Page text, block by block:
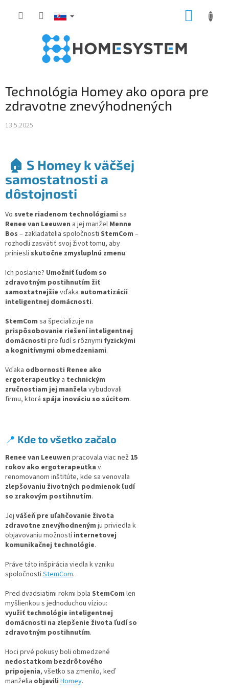
Technológia Homey ako opora pre
zdravotne znevýhodnených
13.5.2025
🏠 S Homey k väčšej
samostatnosti a
dôstojnosti
Vo svete riadenom technológiami sa
Renee van Leeuwen a jej manžel Menne
Bos – zakladatelia spoločnosti StemCom –
rozhodli zasvätiť svoj život tomu, aby
priniesli skutočne zmysluplnú zmenu.
Ich poslanie? Umožniť ľuďom so
zdravotným postihnutím žiť
samostatnejšie vďaka automatizácii
inteligentnej domácnosti.
StemCom sa špecializuje na
prispôsobovanie riešení inteligentnej
domácnosti pre ľudí s rôznymi fyzickými
a kognitívnymi obmedzeniami.
Vďaka odbornosti Renee ako
ergoterapeutky a technickým
zručnostiam jej manžela vybudovali
firmu, ktorá spája inováciu so súcitom.
📍 Kde to všetko začalo
Renee van Leeuwen pracovala viac než 15
rokov ako ergoterapeutka v
renomovanom inštitúte, kde sa venovala
zlepšovaniu životných podmienok ľudí
so zrakovým postihnutím.
Jej vášeň pre uľahčovanie života
zdravotne znevýhodneným ju priviedla k
objavovaniu možnostíinternetovej
komunikačnej technológie.
Práve táto inšpirácia viedla k vzniku
spoločnosti StemCom.
Pred dvadsiatimi rokmi bola StemCom len
myšlienkou s jednoduchou víziou:
využiť technológie inteligentnej
domácnosti na zlepšenie života ľudí so
zdravotným postihnutím.
Hoci prvé pokusy boli obmedzené
nedostatkom bezdrôtového
pripojenia, všetko sa zmenilo, keď
manželia objavili Homey.